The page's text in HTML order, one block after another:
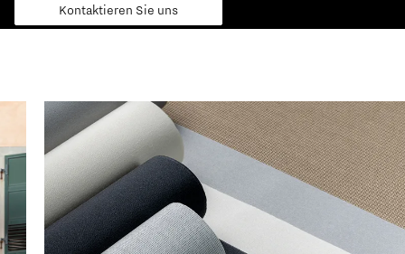
Kontaktieren Sie uns